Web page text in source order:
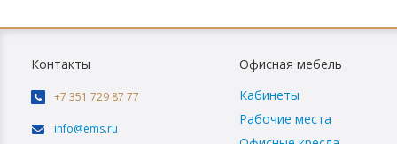
Контакты
+7 351 729 87 77
info@ems.ru
Офисная мебель
Кабинеты
Рабочие места